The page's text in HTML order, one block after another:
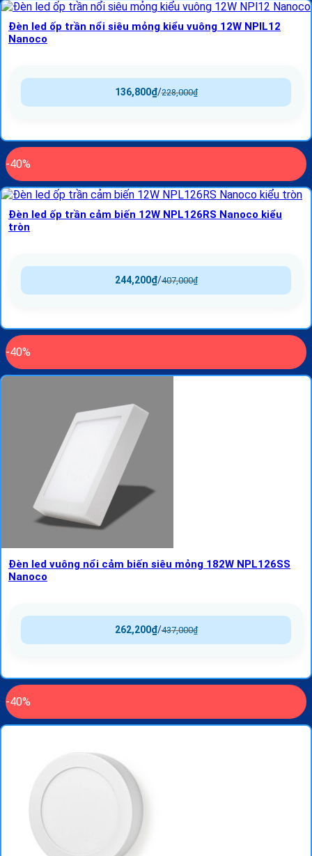
Đèn led ốp trần nổi siêu mỏng kiểu vuông 12W NPlL12
Nanoco
228,000₫
/
136,800₫
-40%
Đèn led ốp trần cảm biến 12W NPL126RS Nanoco kiểu
tròn
407,000₫
/
244,200₫
-40%
Đèn led vuông nổi cảm biến siêu mỏng 182W NPL126SS
Nanoco
437,000₫
/
262,200₫
-40%